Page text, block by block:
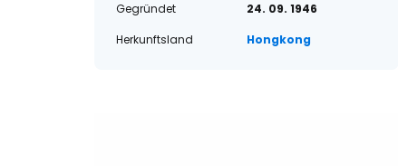
Gegründet
24. 09. 1946
Herkunftsland
Hongkong